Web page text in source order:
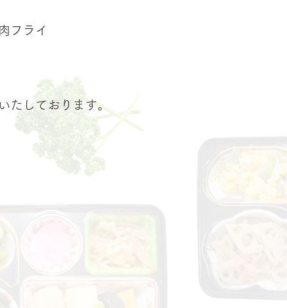
フライ
たしております。